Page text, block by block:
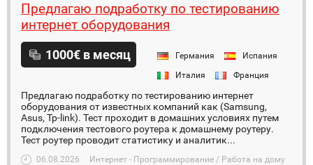
Предлагаю подработку по тестированию
интернет оборудования
1000€ в месяц Германия
Испания
Италия
Франция
Предлагаю подработку по тестированию интернет
оборудования от известных компаний как (Samsung,
Asus, Tp-link). Тест проходит в домашних условиях путем
подключения тестового роутера к домашнему роутеру.
Тест роутер проводит статистику и аналитик...
06.08.2026 Интернет - Программирование / Работа на дому